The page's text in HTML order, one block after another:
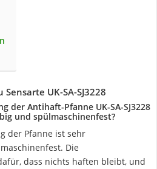
UK-SA-SJ3228
der Antihaft-Pfanne UK-SA-SJ3228
und spülmaschinenfest?
der Pfanne ist sehr
Die
dass nichts haften bleibt, und